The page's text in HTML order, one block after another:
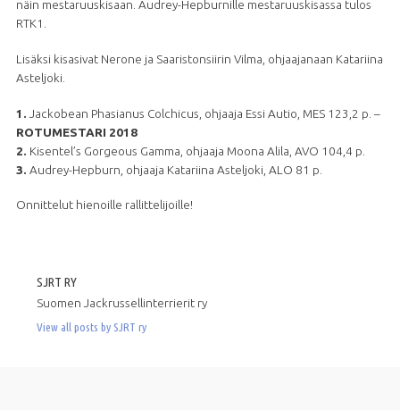
näin mestaruuskisaan. Audrey-Hepburnille mestaruuskisassa tulos
RTK1.
Lisäksi kisasivat Nerone ja Saaristonsiirin Vilma, ohjaajanaan Katariina
Asteljoki.
1. Jackobean Phasianus Colchicus, ohjaaja Essi Autio, MES 123,2 p. –
ROTUMESTARI 2018
2. Kisentel’s Gorgeous Gamma, ohjaaja Moona Alila, AVO 104,4 p.
3. Audrey-Hepburn, ohjaaja Katariina Asteljoki, ALO 81 p.
Onnittelut hienoille rallittelijoille!
SJRT RY
Suomen Jackrussellinterrierit ry
View all posts by SJRT ry